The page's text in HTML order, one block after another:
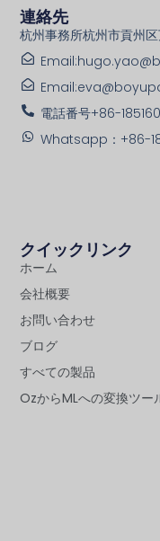
クイックリンク
ホーム
会社概要
お問い合わせ
ブログ
すべての製品
OzからMLへの変換ツー
連絡先
杭州事務所杭州市貢州
電話番号+86-
Whatsapp：+86-